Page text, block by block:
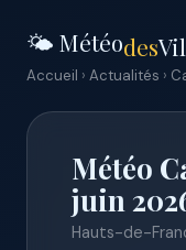
🌤️ Météodes
Accueil › Actualités ›
Météo
juin
Hauts-de-